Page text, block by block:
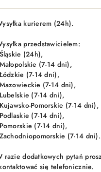
kurierem (24h).
przedstawicielem:
(24h),
(7-14 dni),
(7-14 dni),
(7-14 dni),
(7-14 dni),
Pomorskie (7-14 dni),
(7-14 dni),
(7-14 dni),
(7-14 dni).
razie dodatkowych pytań
się telefonicznie.